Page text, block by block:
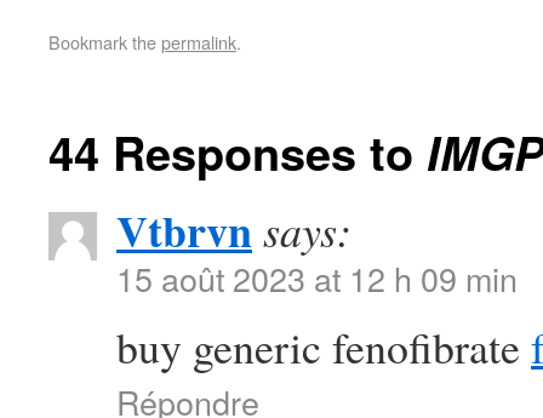
Bookmark thepermalink.
44 Responses to
Vtbrvnsays:
15 août 2023 at 12 h 09 min
buy generic fenofibrate
Répondre